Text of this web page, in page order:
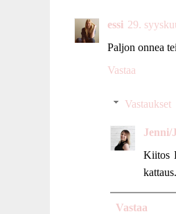
essi 29.
Paljon onnea
Vastaa
Vastaukset
Jenni/
Kiitos
Vastaa